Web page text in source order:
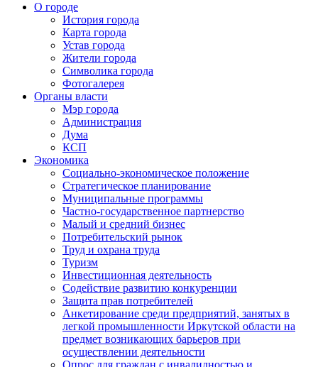
О городе
История города
Карта города
Устав города
Жители города
Символика города
Фотогалерея
Органы власти
Мэр города
Администрация
Дума
КСП
Экономика
Социально-экономическое положение
Стратегическое планирование
Муниципальные программы
Частно-государственное партнерство
Малый и средний бизнес
Потребительский рынок
Труд и охрана труда
Туризм
Инвестиционная деятельность
Содействие развитию конкуренции
Защита прав потребителей
Анкетирование среди предприятий, занятых в
легкой промышленности Иркутской области на
предмет возникающих барьеров при
осуществлении деятельности
Опрос для граждан с инвалидностью и